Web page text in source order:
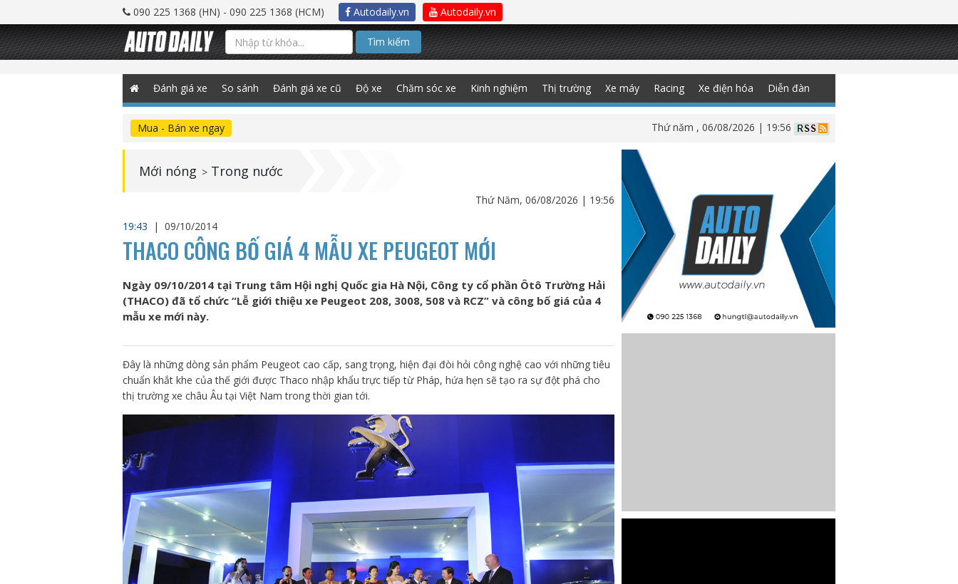
090 225 1368 (HN) - 090 225 1368 (HCM) Autodaily.vn Autodaily.vn
Tìm kiếm
Đánh giá xe So sánh Đánh giá xe cũ Độ xe Chăm sóc xe Kinh nghiệm Thị trường Xe máy Racing Xe điện hóa Diễn đàn
Mua - Bán xe ngay Thứ năm , 06/08/2026 | 19:56
Mới nóng > Trong nước
Thứ Năm, 06/08/2026 | 19:56
19:43
| 09/10/2014
THACO CÔNG BỐ GIÁ 4 MẪU XE PEUGEOT MỚI
Ngày 09/10/2014 tại Trung tâm Hội nghị Quốc gia Hà Nội, Công ty cổ phần Ôtô Trường Hải
(THACO) đã tổ chức “Lễ giới thiệu xe Peugeot 208, 3008, 508 và RCZ” và công bố giá của 4
mẫu xe mới này.
Đây là những dòng sản phẩm Peugeot cao cấp, sang trọng, hiện đại đòi hỏi công nghệ cao với những tiêu
chuẩn khắt khe của thế giới được Thaco nhập khẩu trực tiếp từ Pháp, hứa hẹn sẽ tạo ra sự đột phá cho
thị trường xe châu Âu tại Việt Nam trong thời gian tới.